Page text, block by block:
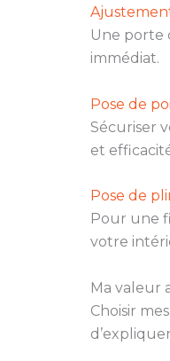
Une porte
immédiat.
Pose de
Sécuriser
et
Pose de
Pour une
votre
Ma valeur
Choisir